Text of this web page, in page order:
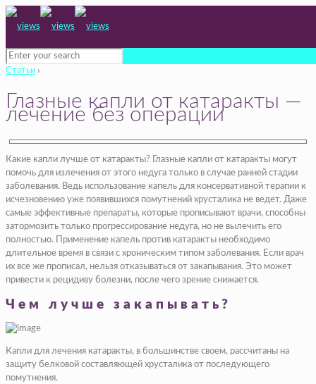
Статьи ›
Глазные капли от катаракты —
лечение без операции
Какие капли лучше от катаракты? Глазные капли от катаракты могут
помочь для излечения от этого недуга только в случае ранней стадии
заболевания. Ведь использование капель для консервативной терапии к
исчезновению уже появившихся помутнений хрусталика не ведет. Даже
самые эффективные препараты, которые прописывают врачи, способны
затормозить только прогрессирование недуга, но не вылечить его
полностью. Применение капель против катаракты необходимо
длительное время в связи с хроническим типом заболевания. Если врач
их все же прописал, нельзя отказываться от закапывания. Это может
привести к рецидиву болезни, после чего зрение снижается.
Чем лучше закапывать?
Капли для лечения катаракты, в большинстве своем, рассчитаны на
защиту белковой составляющей хрусталика от последующего
помутнения.